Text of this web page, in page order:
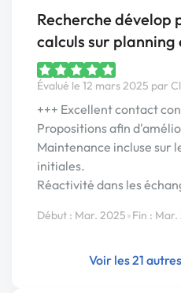
Recherche dévelop
calculs sur planning
Évalué le 12 mars 2025 par
+++ Excellent contact
Propositions afin
Maintenance incluse sur
initiales.
Réactivité dans les
Début : Mar. 2025•Fin :
Voir les 21